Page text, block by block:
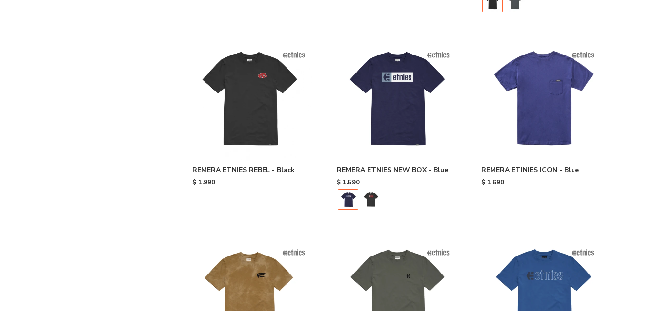
REMERA ETNIES REBEL - Black
$ 1.990
REMERA ETNIES NEW BOX - Blue
$ 1.590
REMERA ETINIES ICON - Blue
$ 1.690